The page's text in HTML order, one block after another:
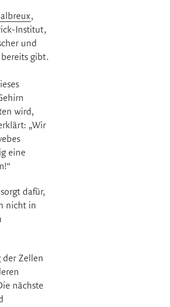
,
Institut,
und
gibt.
wird,
„Wir
eine
dafür,
nicht in
der Zellen
nächste